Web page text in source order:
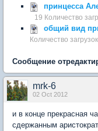
принцесса
19 Количество
общий вид
Количество
Сообщение
mrk-6
02 Oct 2012
и в конце прекрасная
сдержанным